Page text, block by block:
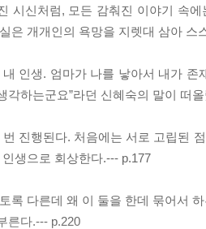
시신처럼, 모든 감춰진 이야기 속
은 개개인의 욕망을 지렛대 삼아 스
내 인생. 엄마가 나를 낳아서 내가
각하는군요”라던 신혜숙의 말이 떠
번 진행된다. 처음에는 서로 고립된
생으로 회상한다.--- p.177
록 다른데 왜 이 둘을 한데 묶어서
른다.--- p.220